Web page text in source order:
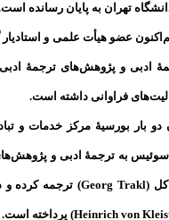
تهران به پایان رسانده
عضو هیأت علمی و استادیار
ادبی و پژوهش‌های ترجمهٔ
فراوانی داشته است.
به ترجمهٔ ادبی و
(
Georg Trakl) ترجمه کرده و
Heinrich von) پرداخته است.